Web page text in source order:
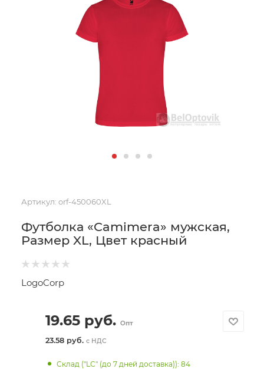
Артикул: orf-450060XL
Футболка «Camimera» мужская,
Размер XL, Цвет красный
LogoCorp
19.65руб. Опт
23.58 руб. с НДС
Склад ("LC" (до 7 дней доставка)): 84